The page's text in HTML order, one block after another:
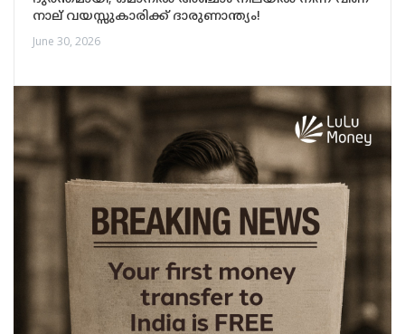
നാല് വയസ്സുകാരിക്ക് ദാരുണാന്ത്യം!
June 30, 2026